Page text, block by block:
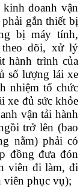
doanh vận
gắn thiết bị
bị máy tính,
theo dõi, xử lý
hành trình của
số lượng lái xe
nhiệm tổ chức
xe đủ sức khỏe
vận tải hành
trở lên (bao
nằm) phải có
đồng đưa đón
viên đi làm, đi
viên phục vụ);